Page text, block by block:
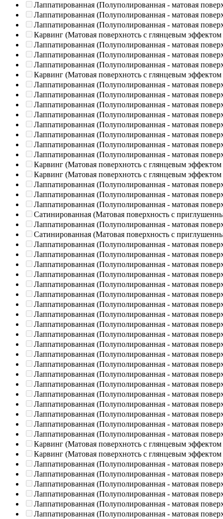
Лаппатированная (Полуполированная - матовая
Лаппатированная (Полуполированная - матовая
Лаппатированная (Полуполированная - матовая
Карвинг (Матовая поверхнотсь с глянцевым эффектом
Лаппатированная (Полуполированная - матовая
Лаппатированная (Полуполированная - матовая
Лаппатированная (Полуполированная - матовая
Карвинг (Матовая поверхнотсь с глянцевым эффектом
Лаппатированная (Полуполированная - матовая
Лаппатированная (Полуполированная - матовая
Лаппатированная (Полуполированная - матовая
Лаппатированная (Полуполированная - матовая
Лаппатированная (Полуполированная - матовая
Лаппатированная (Полуполированная - матовая
Лаппатированная (Полуполированная - матовая
Лаппатированная (Полуполированная - матовая
Карвинг (Матовая поверхнотсь с глянцевым эффектом
Карвинг (Матовая поверхнотсь с глянцевым эффектом
Лаппатированная (Полуполированная - матовая
Лаппатированная (Полуполированная - матовая
Лаппатированная (Полуполированная - матовая
Сатинированная (Матовая поверхность с
Лаппатированная (Полуполированная - матовая
Сатинированная (Матовая поверхность с
Лаппатированная (Полуполированная - матовая
Лаппатированная (Полуполированная - матовая
Лаппатированная (Полуполированная - матовая
Лаппатированная (Полуполированная - матовая
Лаппатированная (Полуполированная - матовая
Лаппатированная (Полуполированная - матовая
Лаппатированная (Полуполированная - матовая
Лаппатированная (Полуполированная - матовая
Лаппатированная (Полуполированная - матовая
Лаппатированная (Полуполированная - матовая
Лаппатированная (Полуполированная - матовая
Лаппатированная (Полуполированная - матовая
Лаппатированная (Полуполированная - матовая
Лаппатированная (Полуполированная - матовая
Лаппатированная (Полуполированная - матовая
Лаппатированная (Полуполированная - матовая
Лаппатированная (Полуполированная - матовая
Лаппатированная (Полуполированная - матовая
Лаппатированная (Полуполированная - матовая
Лаппатированная (Полуполированная - матовая
Карвинг (Матовая поверхнотсь с глянцевым эффектом
Карвинг (Матовая поверхнотсь с глянцевым эффектом
Лаппатированная (Полуполированная - матовая
Лаппатированная (Полуполированная - матовая
Лаппатированная (Полуполированная - матовая
Лаппатированная (Полуполированная - матовая
Лаппатированная (Полуполированная - матовая
Лаппатированная (Полуполированная - матовая